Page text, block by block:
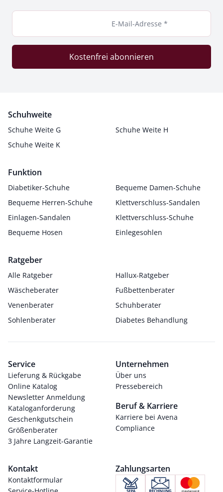
E-Mail-Adresse *
Kostenfrei abonnieren
Schuhweite
Schuhe Weite G
Schuhe Weite H
Schuhe Weite K
Funktion
Diabetiker-Schuhe
Bequeme Damen-Schuhe
Bequeme Herren-Schuhe
Klettverschluss-Sandalen
Einlagen-Sandalen
Klettverschluss-Schuhe
Bequeme Hosen
Einlegesohlen
Ratgeber
Alle Ratgeber
Hallux-Ratgeber
Wäscheberater
Fußbettenberater
Venenberater
Schuhberater
Sohlenberater
Diabetes Behandlung
Service
Lieferung & Rückgabe
Online Katalog
Newsletter Anmeldung
Kataloganforderung
Geschenkgutschein
Größenberater
3 Jahre Langzeit-Garantie
Unternehmen
Über uns
Pressebereich
Beruf & Karriere
Karriere bei Avena
Compliance
Kontakt
Kontaktformular
Zahlungsarten